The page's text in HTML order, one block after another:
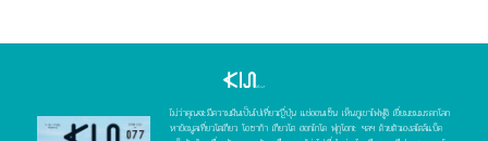
ไม่ว่าคุณจะมีความฝันเป็นไปเที่ยวญี่ปุ่น แช่ออนเซ็น เห็นภูเขาไฟฟูจิ เยี่ยมชมมรดกโลก
หาข้อมูลเที่ยวโตเกียว โอซาก้า เกียวโต ฮอกไกโด ฟุกุโอกะ ฯลฯ ด้วยตัวเองสไตล์แบ็ค